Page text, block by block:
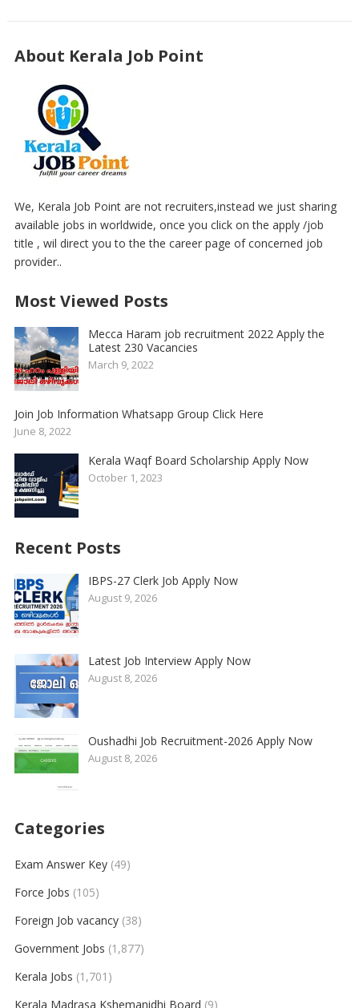
About Kerala Job Point
We, Kerala Job Point are not recruiters,instead we just sharing
available jobs in worldwide, once you click on the apply /job
title , wil direct you to the the career page of concerned job
provider..
Most Viewed Posts
Mecca Haram job recruitment 2022 Apply the
Latest 230 Vacancies
March 9, 2022
Join Job Information Whatsapp Group Click Here
June 8, 2022
Kerala Waqf Board Scholarship Apply Now
October 1, 2023
Recent Posts
IBPS-27 Clerk Job Apply Now
August 9, 2026
Latest Job Interview Apply Now
August 8, 2026
Oushadhi Job Recruitment-2026 Apply Now
August 8, 2026
Categories
Exam Answer Key(49)
Force Jobs (105)
Foreign Job vacancy(38)
Government Jobs (1,877)
Kerala Jobs (1,701)
Kerala Madrasa Kshemanidhi Board (9)